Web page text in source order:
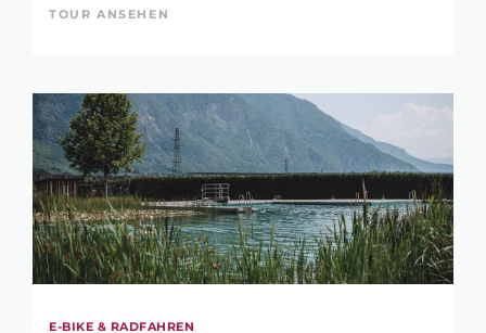
TOUR ANSEHEN
E-BIKE & RADFAHREN